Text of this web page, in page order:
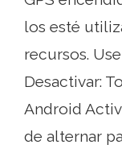
los esté
recursos.
Desactivar:
Android
de alternar